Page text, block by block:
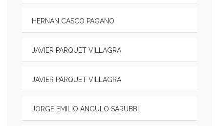
HERNAN CASCO PAGANO
JAVIER PARQUET VILLAGRA
JAVIER PARQUET VILLAGRA
JORGE EMILIO ANGULO SARUBBI